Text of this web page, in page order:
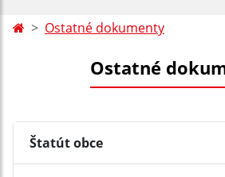
Ostatné dokumenty
Ostatné
Štatút obce